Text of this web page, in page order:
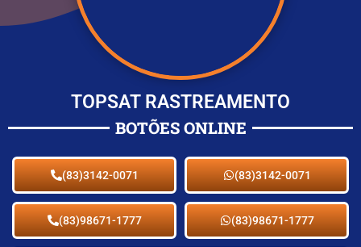
TOPSAT RASTREAMENTO
BOTÕES ONLINE
(83)3142-0071 (83)3142-0071
(83)98671-1777 (83)98671-1777